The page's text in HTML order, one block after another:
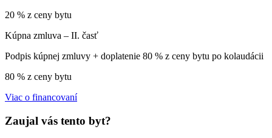
20 % z ceny bytu
Kúpna zmluva – II. časť
Podpis kúpnej zmluvy + doplatenie 80 % z ceny bytu po kolaudácii
80 % z ceny bytu
Viac o financovaní
Zaujal vás tento byt?